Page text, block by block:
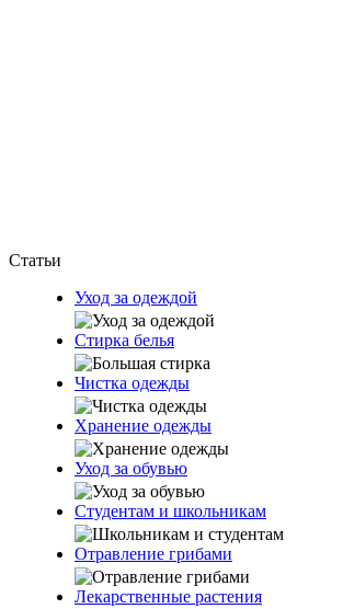
Статьи
Уход за одеждой
Стирка белья
Чистка одежды
Хранение одежды
Уход за обувью
Студентам и школьникам
Отравление грибами
Лекарственные растения